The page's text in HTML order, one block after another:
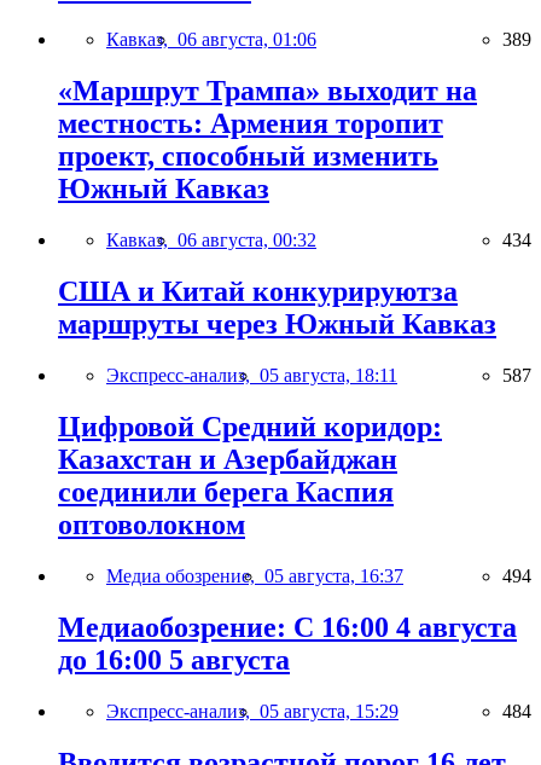
Кавказ, 06 августа, 01:06 389
«Маршрут Трампа» выходит на
местность: Армения торопит
проект, способный изменить
Южный Кавказ
Кавказ, 06 августа, 00:32 434
США и Китай конкурируютза
маршруты через Южный Кавказ
Экспресс-анализ, 05 августа, 18:11 587
Цифровой Средний коридор:
Казахстан и Азербайджан
соединили берега Каспия
оптоволокном
Медиа обозрение, 05 августа, 16:37 494
Медиаобозрение: С 16:00 4 августа
до 16:00 5 августа
Экспресс-анализ, 05 августа, 15:29 484